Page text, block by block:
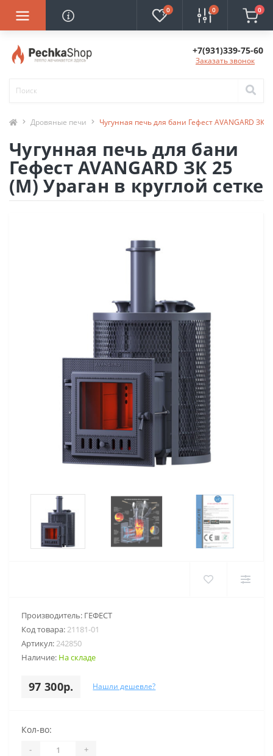
0 0 0
+7(931)339-75-60
Заказать звонок
Дровяные печи Чугунная печь для бани Гефест AVANGARD ЗК
Чугунная печь для бани
Гефест AVANGARD ЗК 25
(М) Ураган в круглой сетке
Производитель: ГЕФЕСТ
Код товара:21181-01
Артикул:242850
Наличие: На складе
97 300р. Нашли дешевле?
Кол-во:
- +